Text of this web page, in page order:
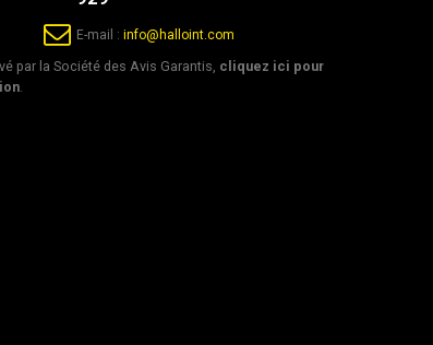
E-mail : info@halloint.com
par la Société des Avis Garantis, cliquez ici pour